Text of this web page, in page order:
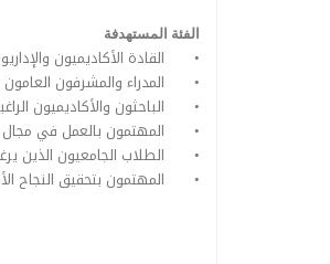
الفئة المستهدفة
•
القادة الأكاديميون
•
المدراء والمشرفون
•
الباحثون والأكاديميون
•
المهتمون بالعمل في مجال
•
الطلاب الجامعيون الذين
•
المهتمون بتحقيق